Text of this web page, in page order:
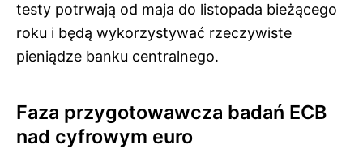
testy potrwają od maja do listopada bieżącego
roku i będą wykorzystywać rzeczywiste
pieniądze banku centralnego.
Faza przygotowawcza badań ECB
nad cyfrowym euro